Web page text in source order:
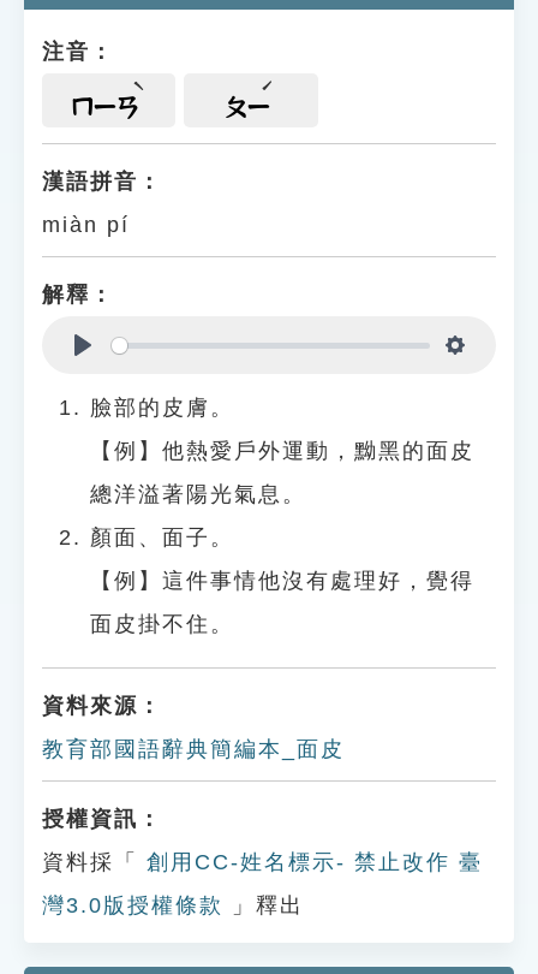
遊戲專區
貓頭鷹博士
注音：
ㄇㄧㄢ ㄆㄧ
漢語拼音：
miàn pí
解釋：
臉部的皮膚。
【例】他熱愛戶外運動，黝黑的面皮
總洋溢著陽光氣息。
顏面、面子。
【例】這件事情他沒有處理好，覺得
面皮掛不住。
資料來源：
教育部國語辭典簡編本_面皮
授權資訊：
資料採「
創用CC-姓名標示- 禁止改作 臺
灣3.0版授權條款
」釋出